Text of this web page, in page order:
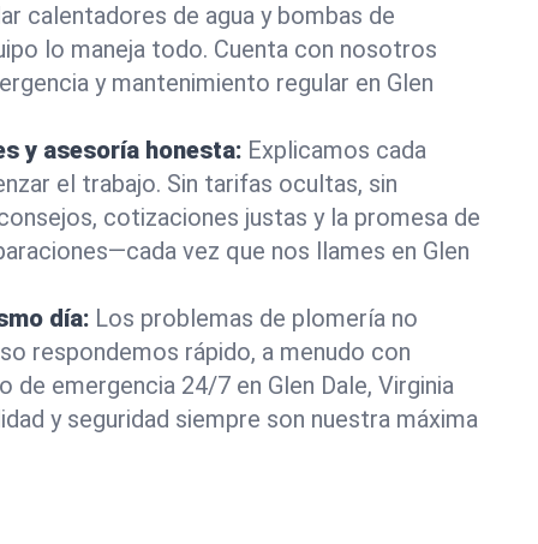
calentadores de agua y bombas de
lo maneja todo. Cuenta con nosotros
y mantenimiento regular en Glen
y asesoría honesta: Explicamos cada
el trabajo. Sin tarifas ocultas, sin
cotizaciones justas y la promesa de
vez que nos llames en Glen
día: Los problemas de plomería no
respondemos rápido, a menudo con
de emergencia 24/7 en Glen Dale, Virginia
y seguridad siempre son nuestra máxima